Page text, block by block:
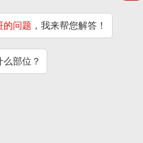
的问题 ，我来帮您解答！
部位？